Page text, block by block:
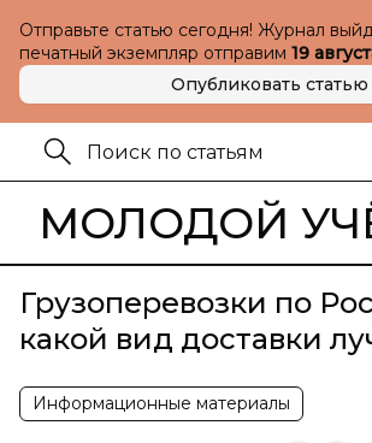
Отправьте статью сегодня! Журнал
печатный экземпляр отправим 19
Опубликовать статью
МОЛОДОЙ
Грузоперевозки по
какой вид доставки
Информационные материалы